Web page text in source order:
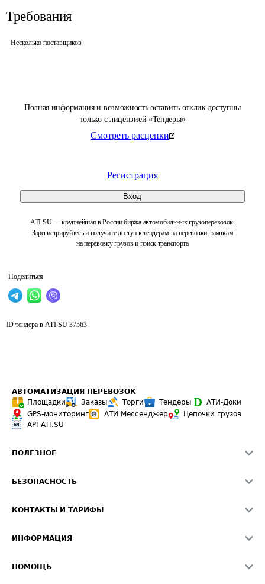
Полная информация и возможность оставить отклик доступны
только с лицензией «Тендеры»
Смотреть расценки
Регистрация
Вход
ATI.SU — крупнейшая в России биржа автомобильных грузоперевозок.
Зарегистрируйтесь и получите доступ к тендерам на перевозки, заявкам
на перевозку грузов и поиск транспорта
Поделиться
Требования
Несколько поставщиков
ID тендера в ATI.SU 37563
АВТОМАТИЗАЦИЯ ПЕРЕВОЗОК
Площадки
Заказы Торги Тендеры
АТИ-Доки
GPS-мониторинг
АТИ Мессенджер
Цепочки грузов
API ATI.SU
ПОЛЕЗНОЕ
Звезды ATI.SU на вашем сайте
Средние ставки
БЕЗОПАСНОСТЬ
Светофор+
О формировании Паспорта
КОНТАКТЫ И ТАРИФЫ
Реклама на сайте
ИНФОРМАЦИЯ
ПОМОЩЬ